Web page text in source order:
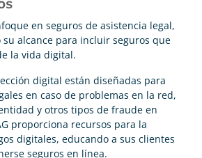
en seguros de asistencia legal,
su alcance para incluir seguros que
la vida digital.
digital están diseñadas para
en caso de problemas en la red,
y otros tipos de fraude en
proporciona recursos para la
digitales, educando a sus clientes
seguros en línea.